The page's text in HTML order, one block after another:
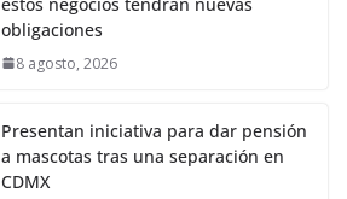
obligaciones
8 agosto, 2026
Presentan iniciativa para dar pensión
a mascotas tras una separación en
CDMX